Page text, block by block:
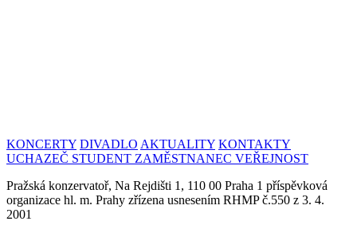
KONCERTY DIVADLO AKTUALITY KONTAKTY
UCHAZEČ STUDENT ZAMĚSTNANEC VEŘEJNOST
Pražská konzervatoř, Na Rejdišti 1, 110 00 Praha 1 příspěvková
organizace hl. m. Prahy zřízena usnesením RHMP č.550 z 3. 4.
2001